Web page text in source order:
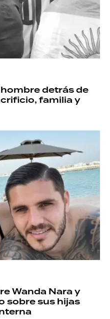
detrás de
familia y
Wanda Nara y
sobre sus hijas